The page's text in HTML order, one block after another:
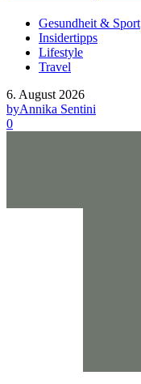
Gesundheit & Sport
Insidertipps
Lifestyle
Travel
6. August 2026
byAnnika Sentini
0